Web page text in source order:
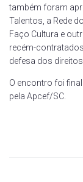
também foram
Talentos, a Rede
Faço Cultura e
recém-
defesa dos
O encontro foi
pela Apcef/SC.